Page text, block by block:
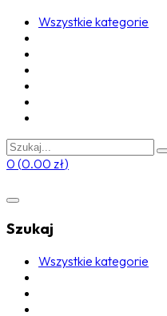
Wszystkie kategorie
0 (0.00 zł)
Szukaj
Wszystkie kategorie